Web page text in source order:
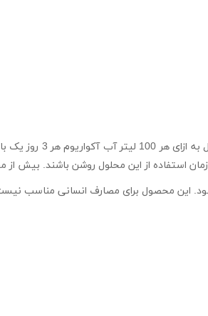
پیشنهاد می شود
استفاده از این محلول روشن باشند. بیش از
این محصول برای مصارف انسانی مناسب